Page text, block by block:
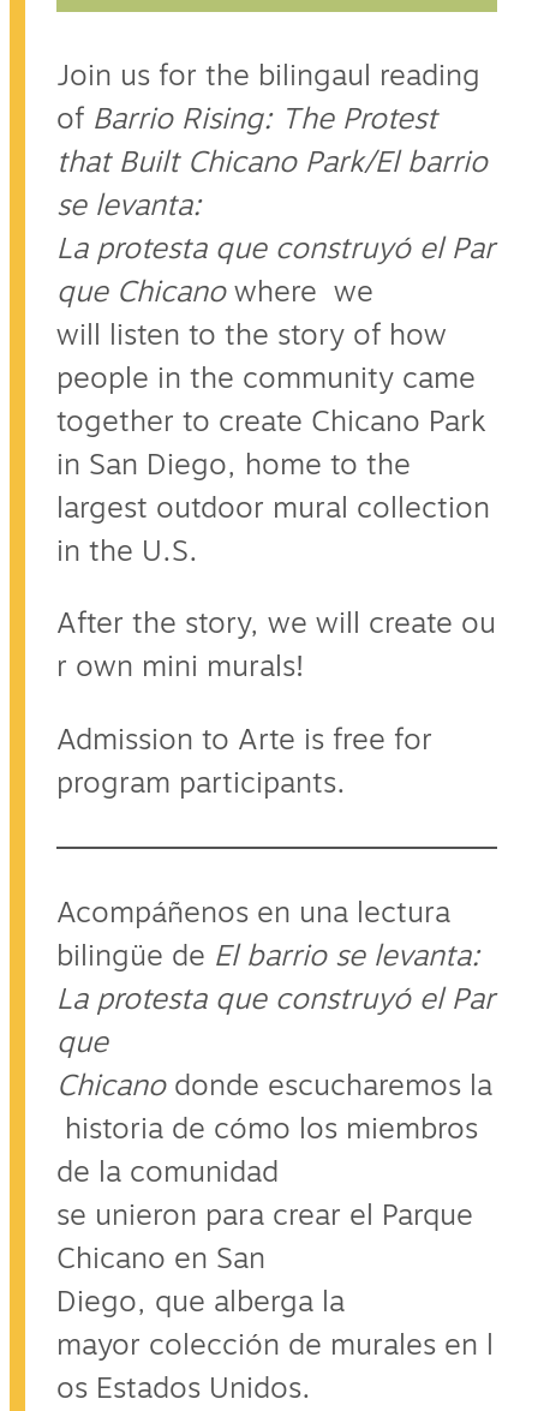
Join us for the bilingaul reading
of Barrio Rising: The Protest
that Built Chicano Park/El barrio
se levanta:
La protesta que construyó el Par
que Chicanowhere we
will listen to the story of how
people in the community came
together to create Chicano Park
in San Diego, home to the
largest outdoor mural collection
in the U.S.
After the story, we will create ou
r own mini murals!
Admission to Arte is free for
program participants.
Acompáñenos en una lectura
bilingüe de El barrio se levanta:
La protesta que construyó el Par
que
Chicanodonde escucharemos la
historia de cómo los miembros
de la comunidad
se unieron para crear el Parque
Chicano en San
Diego, que alberga la
mayor colección de murales en l
os Estados Unidos.